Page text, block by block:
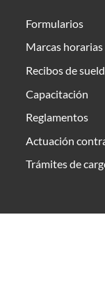
Formularios
Marcas horarias
Recibos de
Capacitación
Reglamentos
Actuación
Trámites de